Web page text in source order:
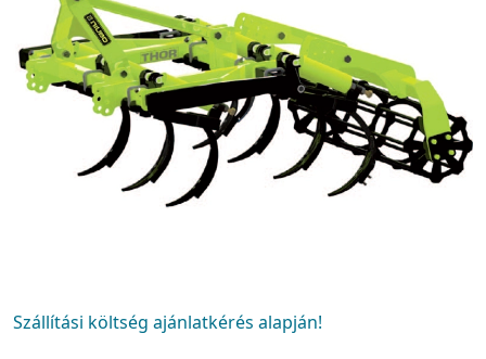
Szállítási költség ajánlatkérés alapján!